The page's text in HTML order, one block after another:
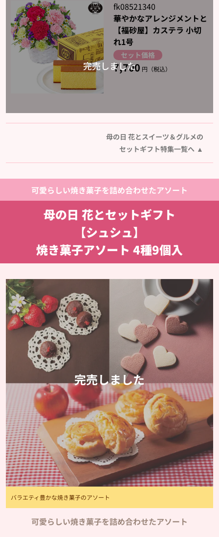
fk08521340
華やかなアレンジメントと
【福砂屋】カステラ 小切
れ1号
セット価格
7,700 円（税込）
母の日 花とスイーツ＆グルメの
セットギフト特集一覧へ
可愛らしい焼き菓子を詰め合わせたアソート
母の日 花とセットギフト
【シュシュ】
焼き菓子アソート 4種9個入
バラエティ豊かな焼き菓子のアソート
完売しました
可愛らしい焼き菓子を詰め合わせたアソート